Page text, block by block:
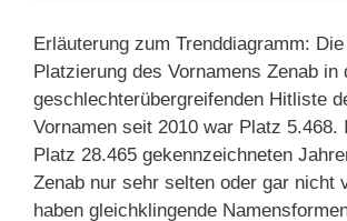
Erläuterung zum Trenddiagramm:
Platzierung des Vornamens Zenab in
geschlechterübergreifenden Hitliste
Vornamen seit 2010 war Platz 5.468.
Platz 28.465 gekennzeichneten
Zenab nur sehr selten oder gar nicht
haben gleichklingende